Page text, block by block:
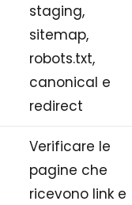
staging,
sitemap,
robots.txt,
canonical e
redirect
Verificare le
pagine che
ricevono link e